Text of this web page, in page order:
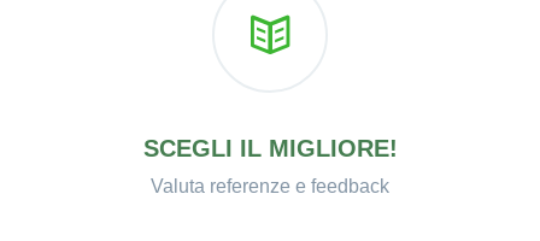
SCEGLI IL MIGLIORE!
Valuta referenze e feedback